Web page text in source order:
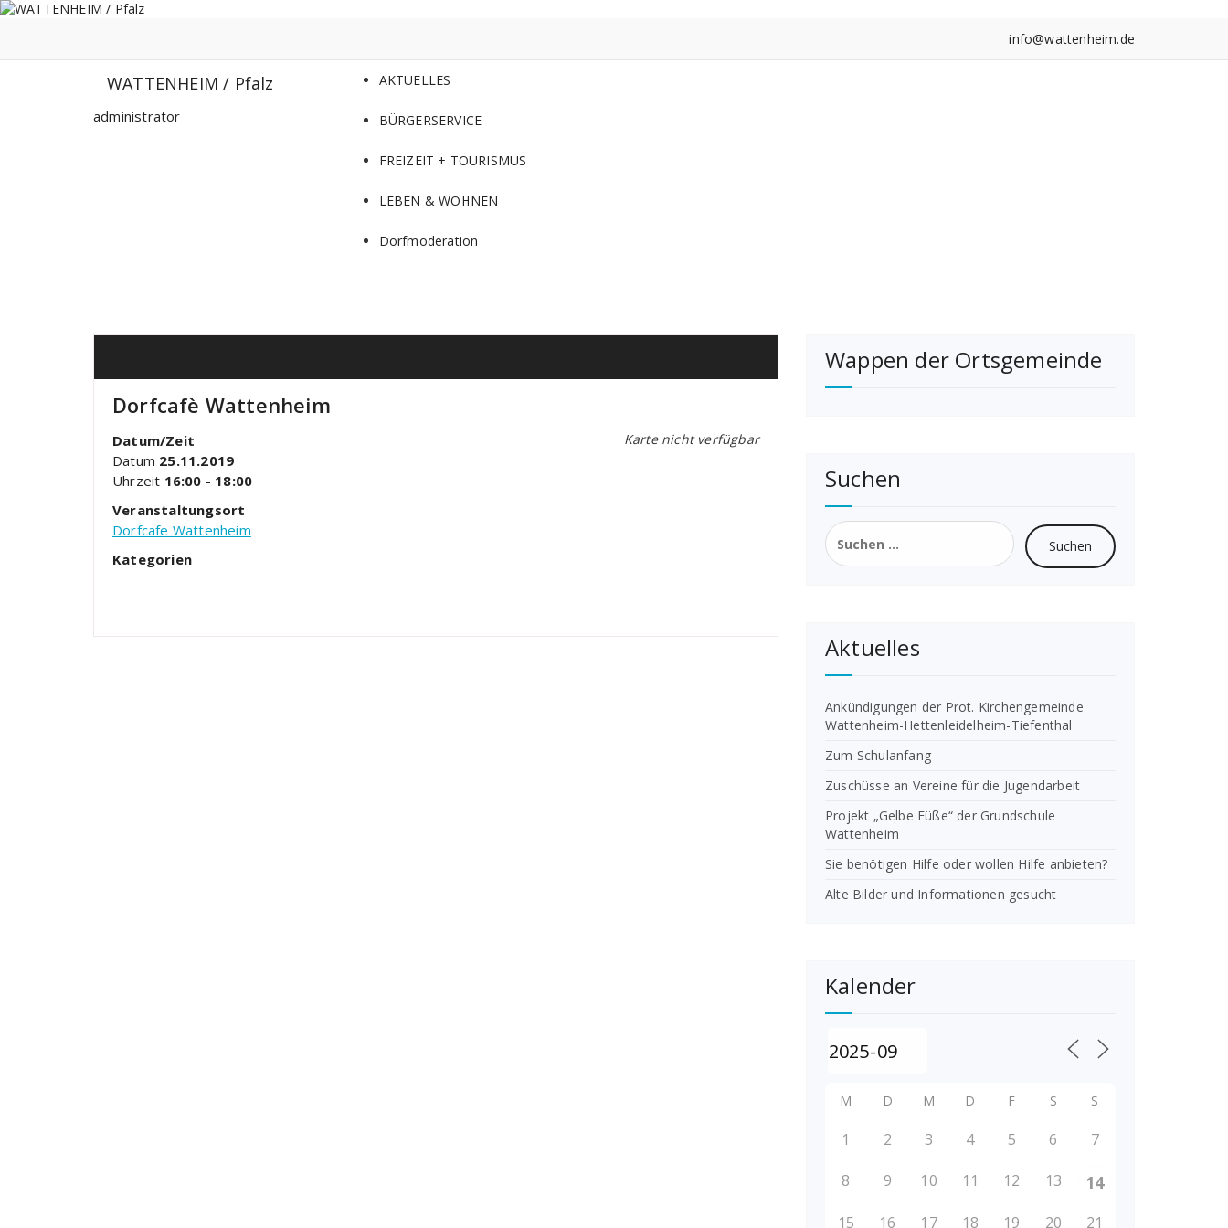
Zum
info@wattenheim.de
WATTENHEIM / Pfalz
administrator
AKTUELLES
BÜRGERSERVICE
FREIZEIT + TOURISMUS
LEBEN & WOHNEN
Dorfmoderation
Dorfcafè Wattenheim
Karte nicht verfügbar
Datum/Zeit
Datum 25.11.2019
Uhrzeit 16:00 - 18:00
Veranstaltungsort
Dorfcafe Wattenheim
Kategorien
Wappen der Ortsgemeinde
Suchen
Suchen
nach:
Aktuelles
Ankündigungen der Prot. Kirchengemeinde
Wattenheim-Hettenleidelheim-Tiefenthal
Zum Schulanfang
Zuschüsse an Vereine für die Jugendarbeit
Projekt „Gelbe Füße“ der Grundschule
Wattenheim
Sie benötigen Hilfe oder wollen Hilfe anbieten?
Alte Bilder und Informationen gesucht
Kalender
M D M D F S S
1 2 3 4 5 6 7
8 9 10 11 12 13 14
15 16 17 18 19 20 21